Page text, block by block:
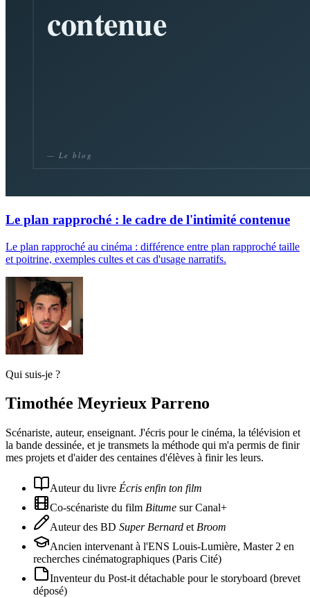
Le plan rapproché : le cadre de l'intimité contenue
Le plan rapproché au cinéma : différence entre plan rapproché taille
et poitrine, exemples cultes et cas d'usage narratifs.
Qui suis-je ?
Timothée Meyrieux Parreno
Scénariste, auteur, enseignant. J'écris pour le cinéma, la télévision et
la bande dessinée, et je transmets la méthode qui m'a permis de finir
mes projets et d'aider des centaines d'élèves à finir les leurs.
Auteur du livre Écris enfin ton film
Co-scénariste du film Bitume sur Canal+
Auteur des BD Super Bernard et Broom
Ancien intervenant à l'ENS Louis-Lumière, Master 2 en
recherches cinématographiques (Paris Cité)
Inventeur du Post-it détachable pour le storyboard (brevet
déposé)